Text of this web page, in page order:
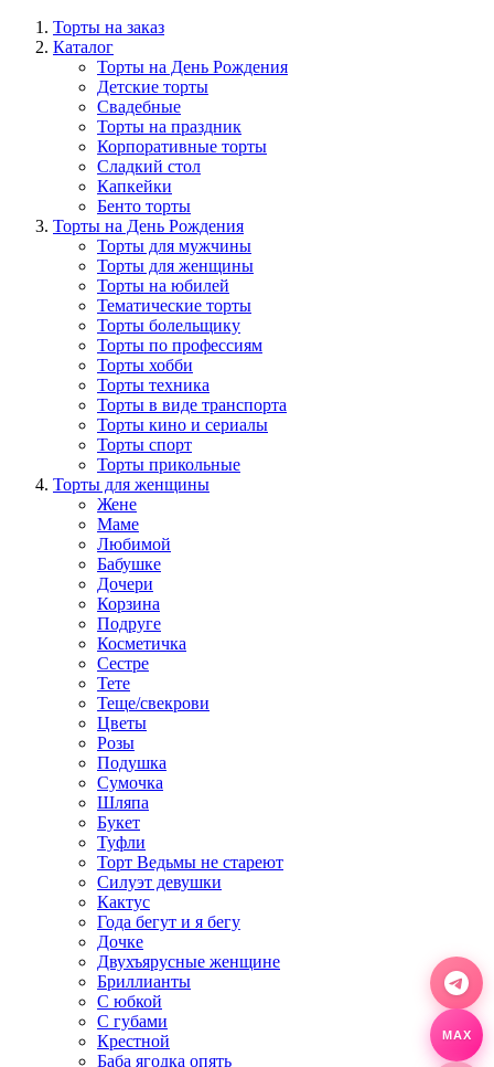
Торты на заказ
Каталог
Торты на День Рождения
Детские торты
Свадебные
Торты на праздник
Корпоративные торты
Сладкий стол
Капкейки
Бенто торты
Торты на День Рождения
Торты для мужчины
Торты для женщины
Торты на юбилей
Тематические торты
Торты болельщику
Торты по профессиям
Торты хобби
Торты техника
Торты в виде транспорта
Торты кино и сериалы
Торты спорт
Торты прикольные
Торты для женщины
Жене
Маме
Любимой
Бабушке
Дочери
Корзина
Подруге
Косметичка
Сестре
Тете
Теще/свекрови
Цветы
Розы
Подушка
Сумочка
Шляпа
Букет
Туфли
Торт Ведьмы не стареют
Силуэт девушки
Кактус
Года бегут и я бегу
Дочке
Двухъярусные женщине
Бриллианты
С юбкой
С губами
Крестной
Баба ягодка опять
MAX